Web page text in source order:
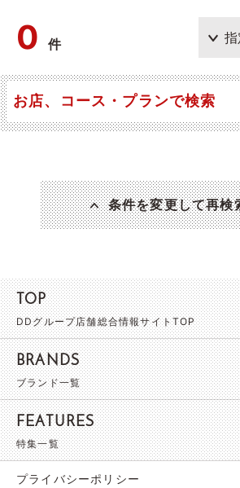
0件
お店、コース・プランで検索
条件を変更して再検
TOP
DDグループ店舗総合情報サイトTOP
BRANDS
ブランド一覧
FEATURES
特集一覧
プライバシーポリシー